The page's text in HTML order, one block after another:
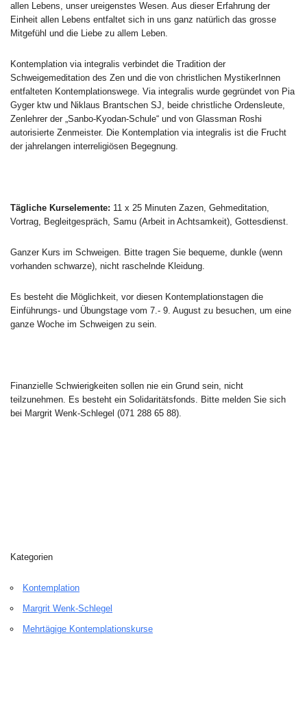
allen Lebens, unser ureigenstes Wesen. Aus dieser Erfahrung der
Einheit allen Lebens entfaltet sich in uns ganz natürlich das grosse
Mitgefühl und die Liebe zu allem Leben.
Kontemplation via integralis verbindet die Tradition der
Schweigemeditation des Zen und die von christlichen MystikerInnen
entfalteten Kontemplationswege. Via integralis wurde gegründet von Pia
Gyger ktw und Niklaus Brantschen SJ, beide christliche Ordensleute,
Zenlehrer der „Sanbo-Kyodan-Schule“ und von Glassman Roshi
autorisierte Zenmeister. Die Kontemplation via integralis ist die Frucht
der jahrelangen interreligiösen Begegnung.
Tägliche Kurselemente: 11 x 25 Minuten Zazen, Gehmeditation,
Vortrag, Begleitgespräch, Samu (Arbeit in Achtsamkeit), Gottesdienst.
Ganzer Kurs im Schweigen. Bitte tragen Sie bequeme, dunkle (wenn
vorhanden schwarze), nicht raschelnde Kleidung.
Es besteht die Möglichkeit, vor diesen Kontemplationstagen die
Einführungs- und Übungstage vom 7.- 9. August zu besuchen, um eine
ganze Woche im Schweigen zu sein.
Finanzielle Schwierigkeiten sollen nie ein Grund sein, nicht
teilzunehmen. Es besteht ein Solidaritätsfonds. Bitte melden Sie sich
bei Margrit Wenk-Schlegel (071 288 65 88).
Kategorien
Kontemplation
Margrit Wenk-Schlegel
Mehrtägige Kontemplationskurse